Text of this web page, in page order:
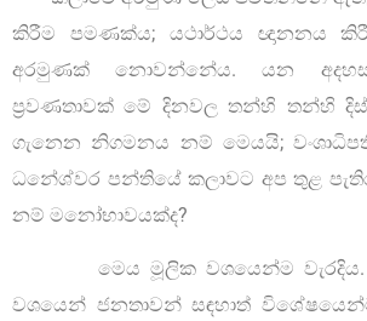
කිරීම පමණක්ය; යථාර්ථය ඥානනය
අරමුණක් නොවන්නේය. යන
ප්‍රවණතාවක් මේ දිනවල තන්හි තන්හි
ගැනෙන නිගමනය නම් මෙයයි;
ධනේශ්වර පන්තියේ කලාවට අප තුළ
නම් මනෝභාවයක්ද?
මෙය මූලික වශයෙන්ම වැරදිය.
වශයෙන් ජනතාවන් සඳහාත්